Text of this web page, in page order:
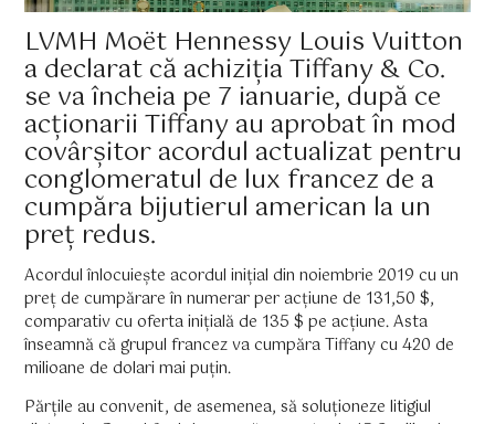
LVMH Moët Hennessy Louis Vuitton
a declarat că achiziția Tiffany & Co.
se va încheia pe 7 ianuarie, după ce
acționarii Tiffany au aprobat în mod
covârșitor acordul actualizat pentru
conglomeratul de lux francez de a
cumpăra bijutierul american la un
preț redus.
Acordul înlocuiește acordul inițial din noiembrie 2019 cu un
preț de cumpărare în numerar per acțiune de 131,50 $,
comparativ cu oferta inițială de 135 $ pe acțiune. Asta
înseamnă că grupul francez va cumpăra Tiffany cu 420 de
milioane de dolari mai puțin.
Părțile au convenit, de asemenea, să soluționeze litigiul